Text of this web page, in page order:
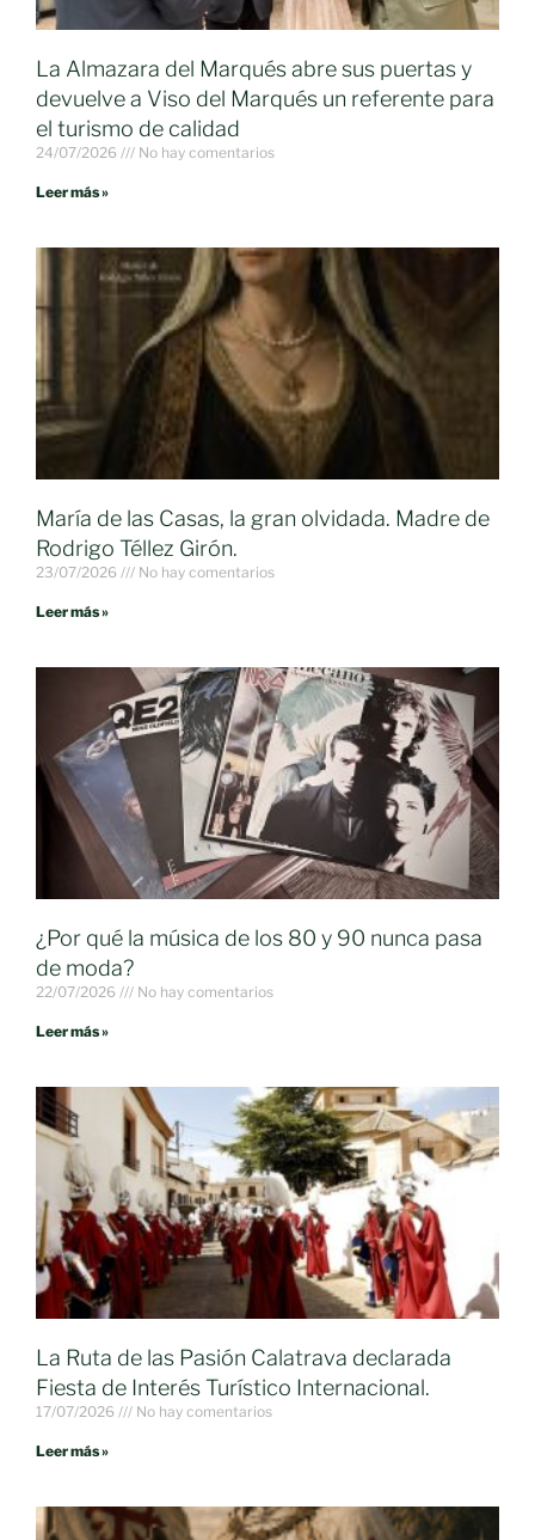
La Almazara del Marqués abre sus puertas y
devuelve a Viso del Marqués un referente para
el turismo de calidad
24/07/2026 No hay comentarios
Leer más »
María de las Casas, la gran olvidada. Madre de
Rodrigo Téllez Girón.
23/07/2026 No hay comentarios
Leer más »
¿Por qué la música de los 80 y 90 nunca pasa
de moda?
22/07/2026 No hay comentarios
Leer más »
La Ruta de las Pasión Calatrava declarada
Fiesta de Interés Turístico Internacional.
17/07/2026 No hay comentarios
Leer más »